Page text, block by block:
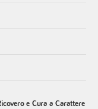
e Cura a Carattere